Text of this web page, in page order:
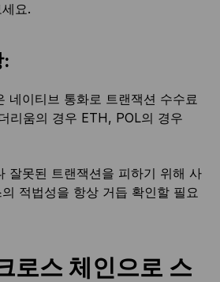
요.
네이티브 통화로 트랜잭션 수수료
리움의 경우 ETH, POL의 경우
잘못된 트랜잭션을 피하기 위해 사
적법성을 항상 거듭 확인할 필요
로스 체인으로 스